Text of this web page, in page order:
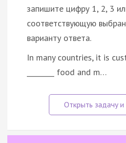
запишите цифру 1, 2, 3
соответствующую
варианту ответа.
In many countries, it is
________ food and m…